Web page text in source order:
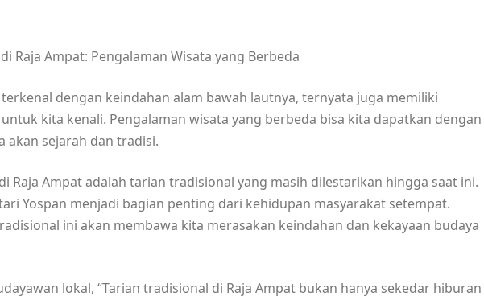
Raja Ampat: Pengalaman Wisata yang Berbeda
dengan keindahan alam bawah lautnya, ternyata juga memiliki
kita kenali. Pengalaman wisata yang berbeda bisa kita dapatkan dengan
akan sejarah dan tradisi.
Raja Ampat adalah tarian tradisional yang masih dilestarikan hingga saat ini.
Yospan menjadi bagian penting dari kehidupan masyarakat setempat.
ini akan membawa kita merasakan keindahan dan kekayaan budaya
lokal, “Tarian tradisional di Raja Ampat bukan hanya sekedar hiburan